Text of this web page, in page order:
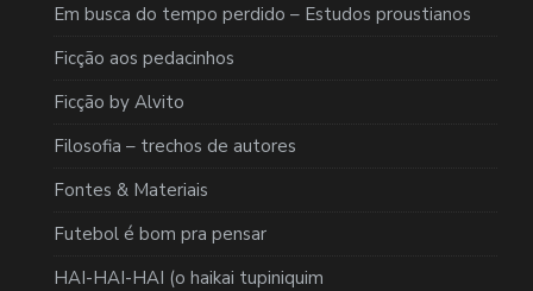
Em busca do tempo perdido – Estudos proustianos
Ficção aos pedacinhos
Ficção by Alvito
Filosofia – trechos de autores
Fontes & Materiais
Futebol é bom pra pensar
HAI-HAI-HAI (o haikai tupiniquim